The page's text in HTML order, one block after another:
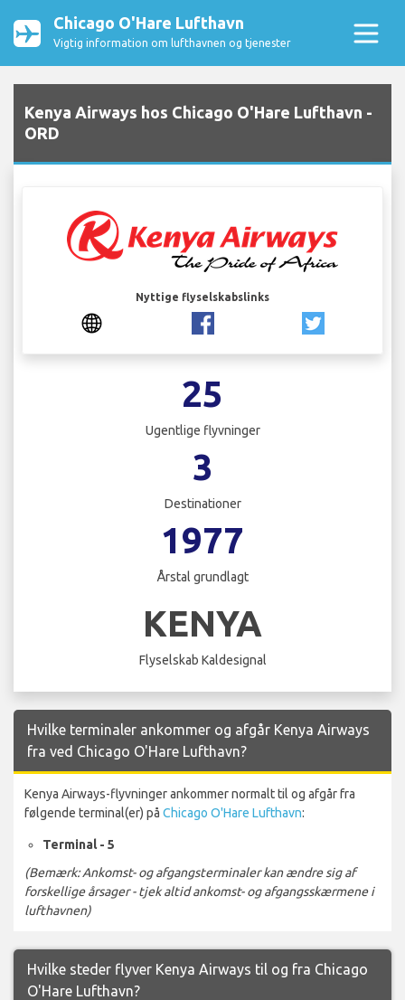
Chicago O'Hare Lufthavn
Vigtig information om lufthavnen og tjenester
Kenya Airways hos Chicago O'Hare Lufthavn -
ORD
Nyttige flyselskabslinks
25
Ugentlige flyvninger
3
Destinationer
1977
Årstal grundlagt
KENYA
Flyselskab Kaldesignal
Hvilke terminaler ankommer og afgår Kenya Airways
fra ved Chicago O'Hare Lufthavn?
Kenya Airways-flyvninger ankommer normalt til og afgår fra
følgende terminal(er) på Chicago O'Hare Lufthavn:
Terminal - 5
(Bemærk: Ankomst- og afgangsterminaler kan ændre sig af
forskellige årsager - tjek altid ankomst- og afgangsskærmene i
lufthavnen)
Hvilke steder flyver Kenya Airways til og fra Chicago
O'Hare Lufthavn?